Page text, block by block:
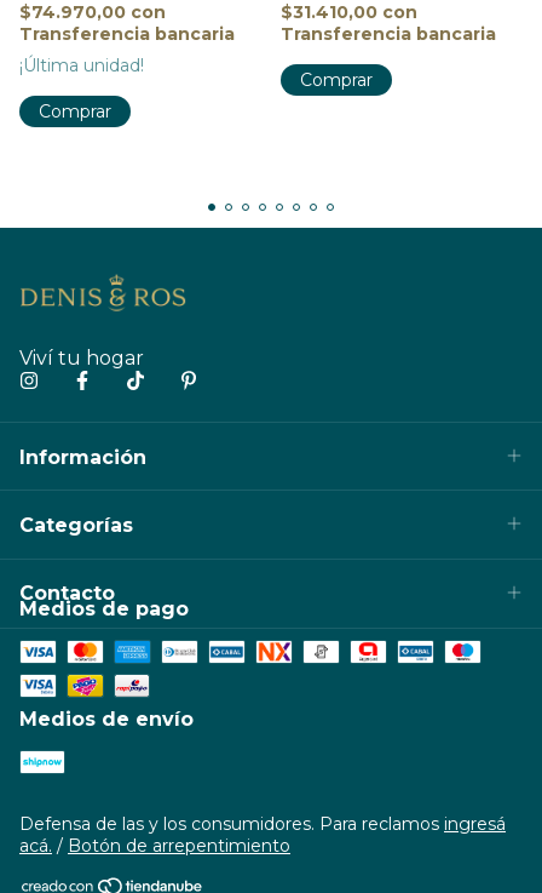
$74.970,00 con
Transferencia bancaria
¡Última unidad!
Comprar
$31.410,00 con
Transferencia bancaria
Comprar
Viví tu hogar
Información
Categorías
Contacto
Medios de pago
Medios de envío
Defensa de las y los consumidores. Para reclamos ingresá
acá. / Botón de arrepentimiento